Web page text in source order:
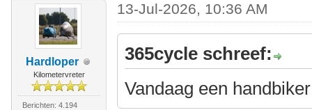
Hardloper
Kilometervreter
Berichten: 4.194
13-Jul-2026, 10:36 AM
365cycle schreef:
Vandaag een